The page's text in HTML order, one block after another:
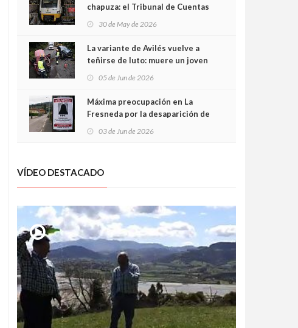
chapuza: el Tribunal de Cuentas
sobrecoste de los trenes que no
cabían por los túneles
30 de May de 2026
La variante de Avilés vuelve a
teñirse de luto: muere un joven
05 de Jun de 2026
Máxima preocupación en La
Fresneda por la desaparición de
03 de Jun de 2026
VÍDEO DESTACADO